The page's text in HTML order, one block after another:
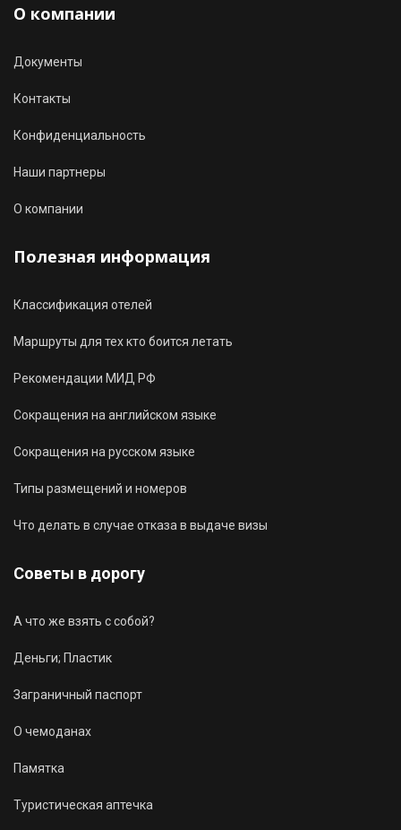
О компании
Документы
Контакты
Конфиденциальность
Наши партнеры
О компании
Полезная информация
Классификация отелей
Маршруты для тех кто боится летать
Рекомендации МИД РФ
Сокращения на английском языке
Сокращения на русском языке
Типы размещений и номеров
Что делать в случае отказа в выдаче визы
Советы в дорогу
А что же взять с собой?
Деньги; Пластик
Заграничный паспорт
О чемоданах
Памятка
Туристическая аптечка